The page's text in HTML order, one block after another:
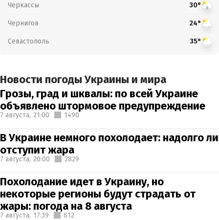
Черкассы 30°
Чернигов 24°
Севастополь 35°
Новости погоды Украины и мира
Грозы, град и шквалы: по всей Украине
объявлено штормовое предупреждение
7 августа, 21:00 1490
В Украине немного похолодает: надолго ли
отступит жара
7 августа, 20:00 2829
Похолодание идет в Украину, но
некоторые регионы будут страдать от
жары: погода на 8 августа
7 августа, 17:39 612